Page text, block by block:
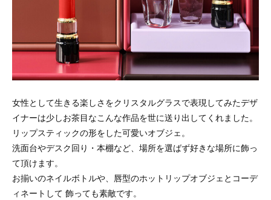
女性として生きる楽しさをクリスタルグラスで表現してみたデザ
イナーは少しお茶目なこんな作品を世に送り出してくれました。
リップスティックの形をした可愛いオブジェ。
洗面台やデスク回り・本棚など、場所を選ばず好きな場所に飾っ
て頂けます。
お揃いのネイルボトルや、唇型のホットリップオブジェとコーデ
ィネートして 飾っても素敵です。